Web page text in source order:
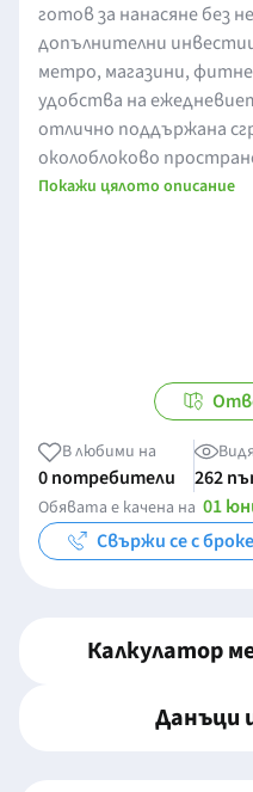
готов за нанасяне без
допълнителни
метро, магазини,
удобства на
отлично поддържана
околоблоково
Покажи цялото описание
В любими на
0 потребители 262
Обявата е качена на 01
Свържи се с
Калкулатор
Данъци